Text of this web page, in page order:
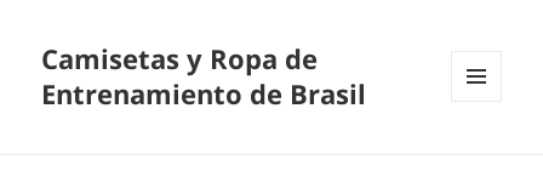
Camisetas y Ropa de
Entrenamiento de Brasil